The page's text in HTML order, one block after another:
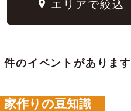
エリアで絞込
件のイベントがあります
家作りの豆知識